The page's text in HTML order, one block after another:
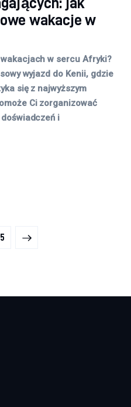
wakacje w
w sercu Afryki?
wyjazd do Kenii, gdzie
się z najwyższym
Ci zorganizować
i